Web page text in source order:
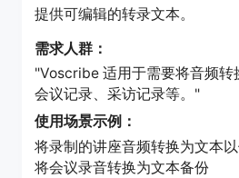
提供可编辑的转录文本。
需求人群：
"Voscribe 适用于需要将音频转
会议记录、采访记录等。"
使用场景示例：
将录制的讲座音频转换为文本
将会议录音转换为文本备份